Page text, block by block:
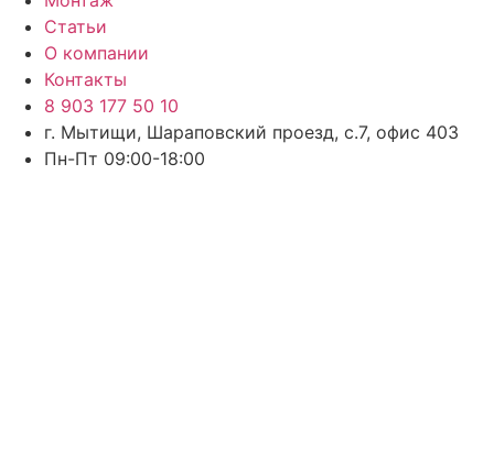
Статьи
О компании
Контакты
8 903 177 50 10
г. Мытищи, Шараповский проезд, с.7, офис 403
Пн-Пт 09:00-18:00